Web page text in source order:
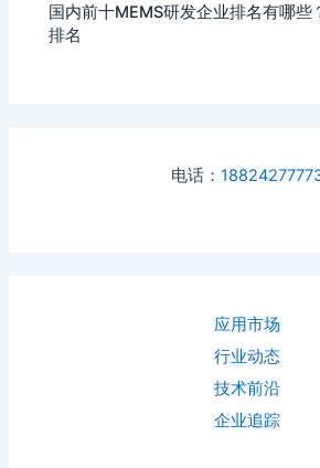
电话：
应用市场
行业动态
技术前沿
企业追踪
国内前十MEMS研发企业排名有哪些
排名